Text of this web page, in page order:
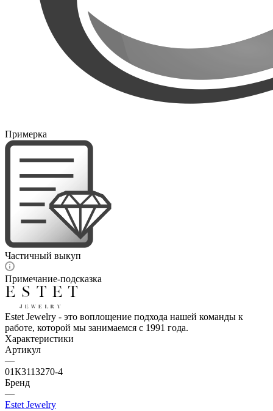
Примерка
Частичный выкуп
Примечание-подсказка
Estet Jewelry - это воплощение подхода нашей команды к
работе, которой мы занимаемся с 1991 года.
Характеристики
Артикул
—
01К3113270-4
Бренд
—
Estet Jewelry